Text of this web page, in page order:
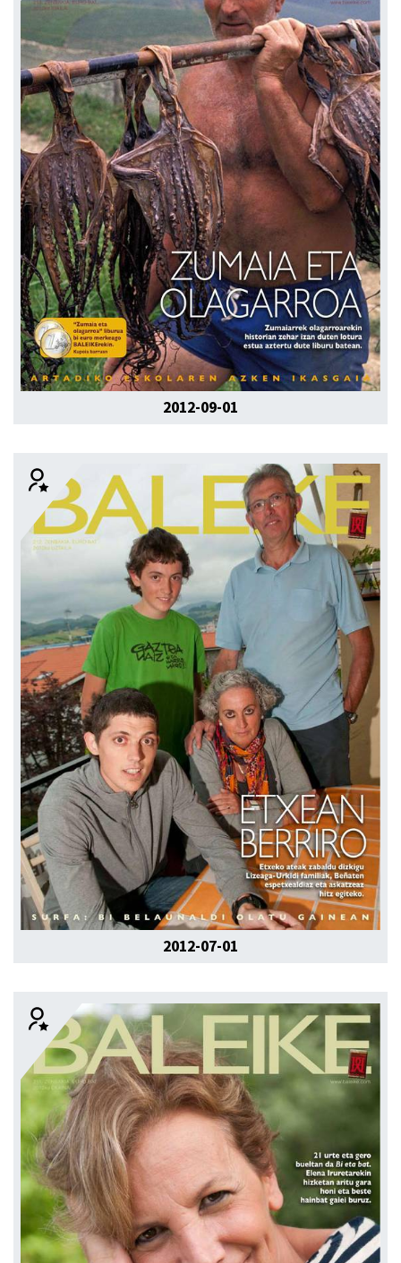
2012-09-01
2012-07-01